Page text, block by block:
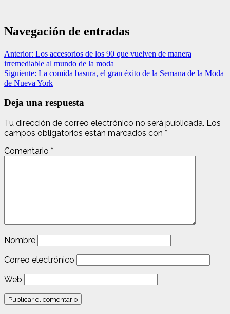
Navegación de entradas
Anterior: Los accesorios de los 90 que vuelven de manera
irremediable al mundo de la moda
Siguiente: La comida basura, el gran éxito de la Semana de la Moda
de Nueva York
Deja una respuesta
Tu dirección de correo electrónico no será publicada. Los
campos obligatorios están marcados con *
Comentario *
Nombre
Correo electrónico
Web